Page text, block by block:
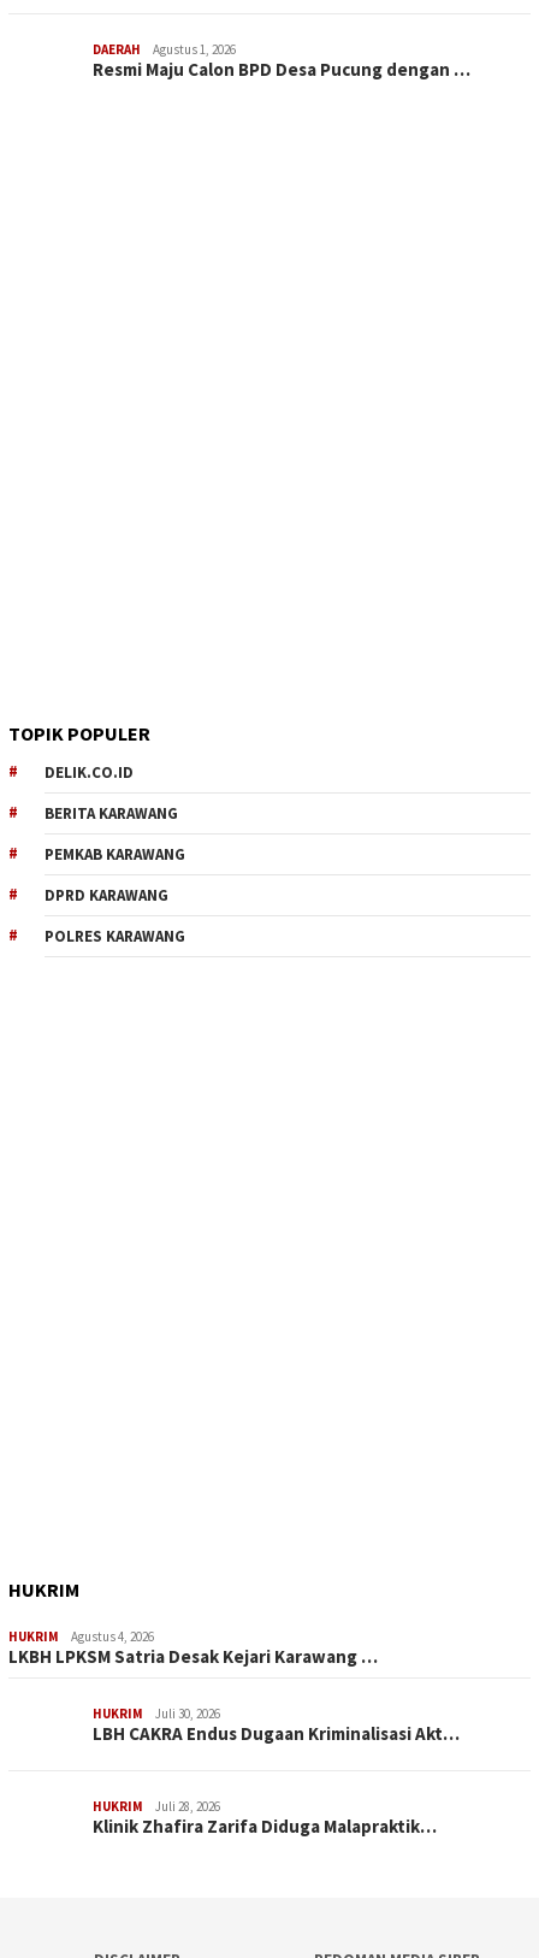
DAERAH Agustus 1, 2026
Resmi Maju Calon BPD Desa Pucung dengan …
TOPIK POPULER
DELIK.CO.ID
BERITA KARAWANG
PEMKAB KARAWANG
DPRD KARAWANG
POLRES KARAWANG
HUKRIM
HUKRIM Agustus 4, 2026
LKBH LPKSM Satria Desak Kejari Karawang …
HUKRIM Juli 30, 2026
LBH CAKRA Endus Dugaan Kriminalisasi Akt…
HUKRIM Juli 28, 2026
Klinik Zhafira Zarifa Diduga Malapraktik…